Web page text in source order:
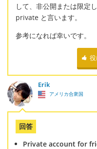
して、非公開または限定
private と言います。
参考になれば幸いです。
Erik
アメリカ合衆国
回答
Private account for